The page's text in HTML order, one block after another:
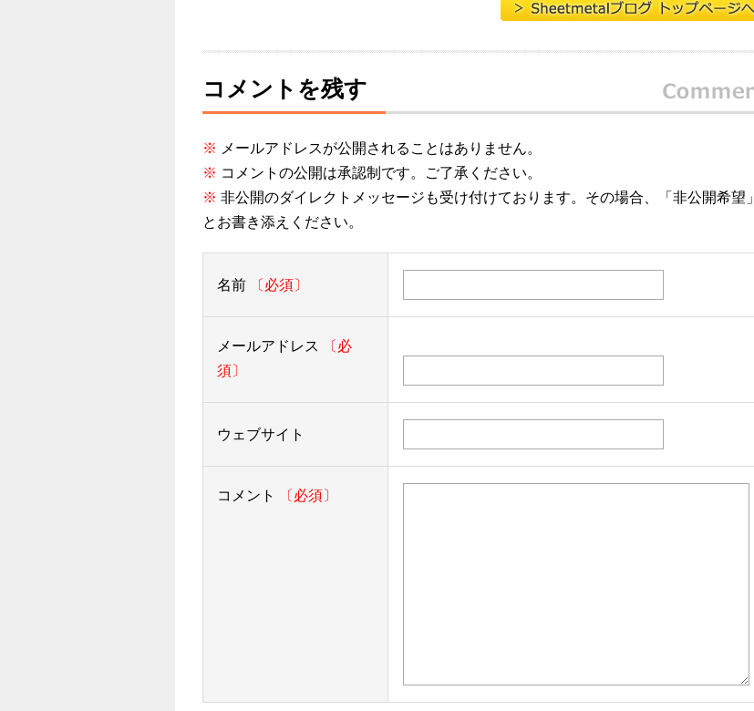
コメントを残す
※ メールアドレスが公開されることはありません。
※ コメントの公開は承認制です。ご了承ください。
※ 非公開のダイレクトメッセージも受け付けております。その場合、「非公開希望」
とお書き添えください。
名前 〔必須〕
メールアドレス
〔必
須〕
ウェブサイト
コメント 〔必須〕